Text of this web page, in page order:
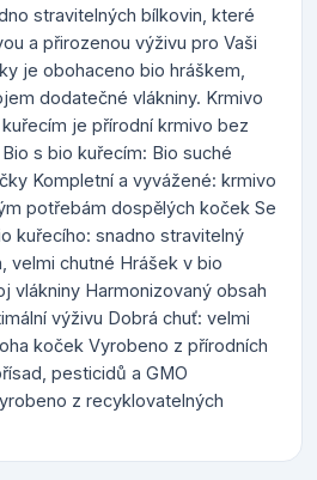
stravitelných bílkovin, které
a přirozenou výživu pro Vaši
je obohaceno bio hráškem,
dodatečné vlákniny. Krmivo
je přírodní krmivo bez
s bio kuřecím: Bio suché
Kompletní a vyvážené: krmivo
potřebám dospělých koček Se
kuřecího: snadno stravitelný
velmi chutné Hrášek v bio
vlákniny Harmonizovaný obsah
výživu Dobrá chuť: velmi
koček Vyrobeno z přírodních
pesticidů a GMO
z recyklovatelných